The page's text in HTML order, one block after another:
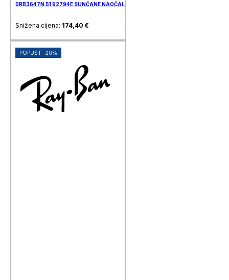
0RB3647N 51 92794E SUNČANE NAOČALE RAY BAN
Snižena cijena: 174,40 €
POPUST -20%